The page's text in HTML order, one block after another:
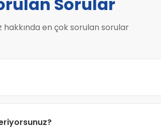
en çok sorulan sorular
ihtiyaçlarınıza göre uygulanabilmektedir.